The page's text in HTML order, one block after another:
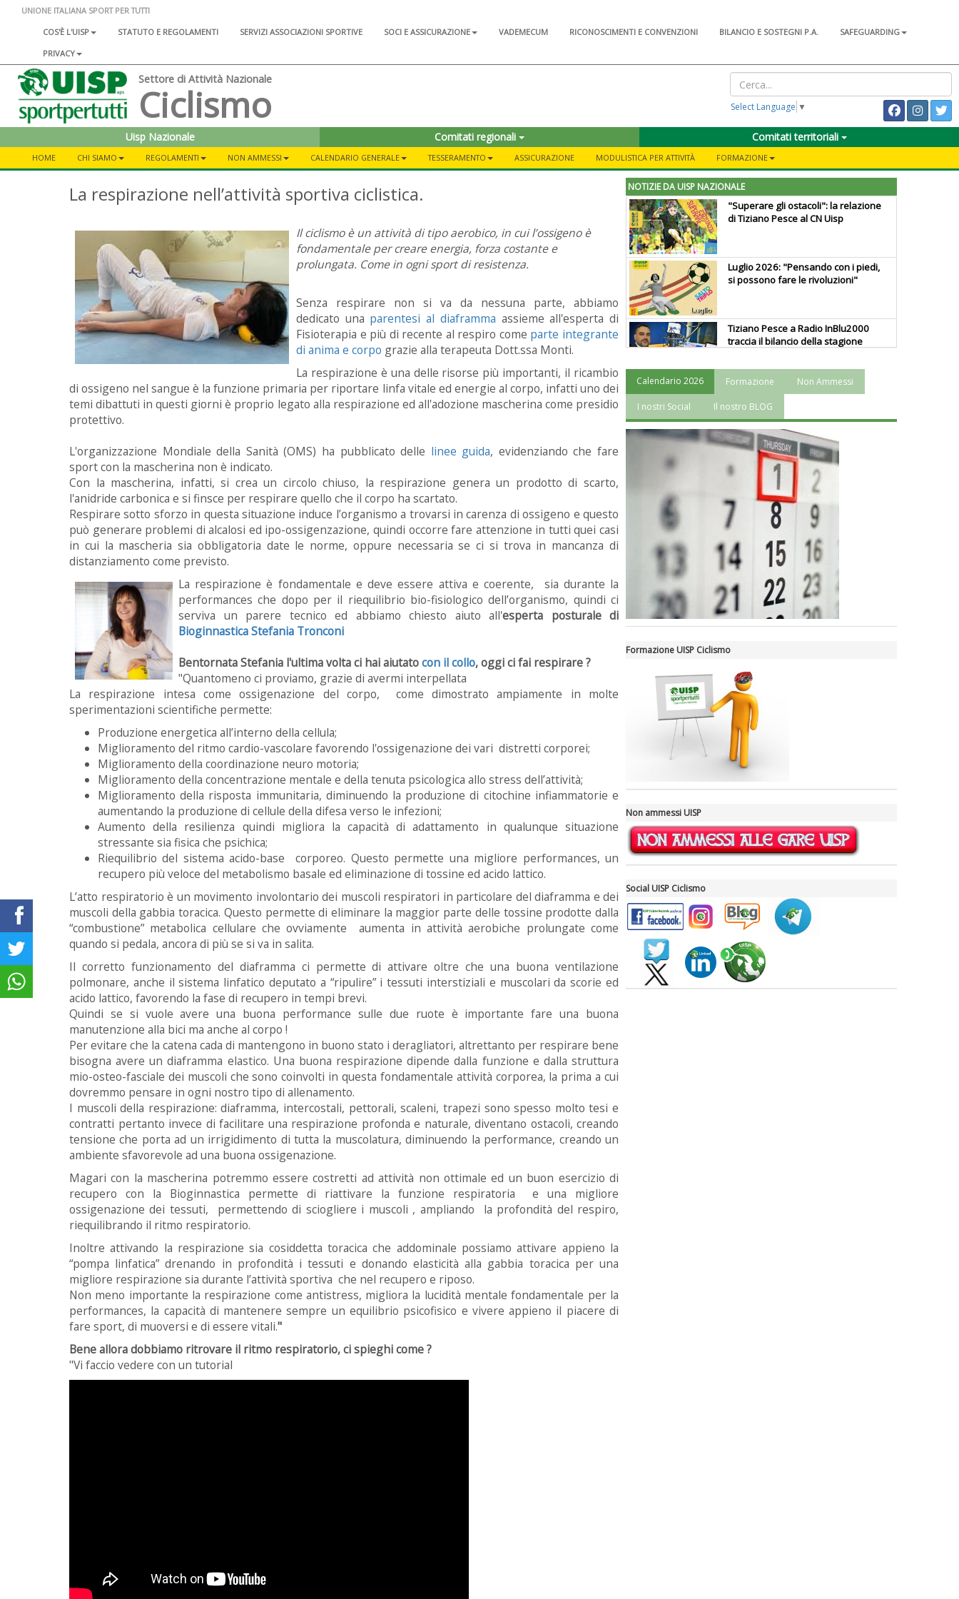
UNIONE ITALIANA SPORT PER TUTTI
COS'È L'UISP
STATUTO E REGOLAMENTI SERVIZI ASSOCIAZIONI SPORTIVE SOCI E ASSICURAZIONE VADEMECUM RICONOSCIMENTI E CONVENZIONI BILANCIO E SOSTEGNI P.A.
SAFEGUARDING
PRIVACY
Settore di Attività Nazionale
Ciclismo Select Language ▼
Uisp Nazionale Comitati regionali Comitati territoriali
HOME CHI SIAMO REGOLAMENTI NON AMMESSI CALENDARIO GENERALE TESSERAMENTO ASSICURAZIONE MODULISTICA PER ATTIVITÀ FORMAZIONE
La respirazione nell’attività sportiva ciclistica.
Il ciclismo è un attività di tipo aerobico, in cui l’ossigeno è
fondamentale per creare energia, forza costante e
prolungata. Come in ogni sport di resistenza.
Senza respirare non si va da nessuna parte, abbiamo
dedicato una parentesi al diaframma assieme all'esperta di
Fisioterapia e più di recente al respiro come parte integrante
di anima e corpo grazie alla terapeuta Dott.ssa Monti.
La respirazione è una delle risorse più importanti, il ricambio
di ossigeno nel sangue è la funzione primaria per riportare linfa vitale ed energie al corpo, infatti uno dei
temi dibattuti in questi giorni è proprio legato alla respirazione ed all'adozione mascherina come presidio
protettivo.
L'organizzazione Mondiale della Sanità (OMS) ha pubblicato delle linee guida, evidenziando che fare
sport con la mascherina non è indicato.
Con la mascherina, infatti, si crea un circolo chiuso, la respirazione genera un prodotto di scarto,
l'anidride carbonica e si finsce per respirare quello che il corpo ha scartato.
Respirare sotto sforzo in questa situazione induce l’organismo a trovarsi in carenza di ossigeno e questo
può generare problemi di alcalosi ed ipo-ossigenzazione, quindi occorre fare attenzione in tutti quei casi
in cui la mascheria sia obbligatoria date le norme, oppure necessaria se ci si trova in mancanza di
distanziamento come previsto.
La respirazione è fondamentale e deve essere attiva e coerente, sia durante la
performances che dopo per il riequilibrio bio-fisiologico dell’organismo, quindi ci
serviva un parere tecnico ed abbiamo chiesto aiuto all'esperta posturale di
Bioginnastica Stefania Tronconi
Bentornata Stefania l'ultima volta ci hai aiutatocon il collo, oggi ci fai respirare ?
"Quantomeno ci proviamo, grazie di avermi interpellata
La respirazione intesa come ossigenazione del corpo, come dimostrato ampiamente in molte
sperimentazioni scientifiche permette:
Produzione energetica all’interno della cellula;
Miglioramento del ritmo cardio-vascolare favorendo l'ossigenazione dei vari distretti corporei;
Miglioramento della coordinazione neuro motoria;
Miglioramento della concentrazione mentale e della tenuta psicologica allo stress dell’attività;
Miglioramento della risposta immunitaria, diminuendo la produzione di citochine infiammatorie e
aumentando la produzione di cellule della difesa verso le infezioni;
Aumento della resilienza quindi migliora la capacità di adattamento in qualunque situazione
stressante sia fisica che psichica;
Riequilibrio del sistema acido-base corporeo. Questo permette una migliore performances, un
recupero più veloce del metabolismo basale ed eliminazione di tossine ed acido lattico.
L’atto respiratorio è un movimento involontario dei muscoli respiratori in particolare del diaframma e dei
muscoli della gabbia toracica. Questo permette di eliminare la maggior parte delle tossine prodotte dalla
“combustione” metabolica cellulare che ovviamente aumenta in attività aerobiche prolungate come
quando si pedala, ancora di più se si va in salita.
Il corretto funzionamento del diaframma ci permette di attivare oltre che una buona ventilazione
polmonare, anche il sistema linfatico deputato a “ripulire” i tessuti interstiziali e muscolari da scorie ed
acido lattico, favorendo la fase di recupero in tempi brevi.
Quindi se si vuole avere una buona performance sulle due ruote è importante fare una buona
manutenzione alla bici ma anche al corpo !
Per evitare che la catena cada di mantengono in buono stato i deragliatori, altrettanto per respirare bene
bisogna avere un diaframma elastico. Una buona respirazione dipende dalla funzione e dalla struttura
mio-osteo-fasciale dei muscoli che sono coinvolti in questa fondamentale attività corporea, la prima a cui
dovremmo pensare in ogni nostro tipo di allenamento.
I muscoli della respirazione: diaframma, intercostali, pettorali, scaleni, trapezi sono spesso molto tesi e
contratti pertanto invece di facilitare una respirazione profonda e naturale, diventano ostacoli, creando
tensione che porta ad un irrigidimento di tutta la muscolatura, diminuendo la performance, creando un
ambiente sfavorevole ad una buona ossigenazione.
Magari con la mascherina potremmo essere costretti ad attività non ottimale ed un buon esercizio di
recupero con la Bioginnastica permette di riattivare la funzione respiratoria e una migliore
ossigenazione dei tessuti, permettendo di sciogliere i muscoli , ampliando la profondità del respiro,
riequilibrando il ritmo respiratorio.
Inoltre attivando la respirazione sia cosiddetta toracica che addominale possiamo attivare appieno la
“pompa linfatica” drenando in profondità i tessuti e donando elasticità alla gabbia toracica per una
migliore respirazione sia durante l’attività sportiva che nel recupero e riposo.
Non meno importante la respirazione come antistress, migliora la lucidità mentale fondamentale per la
performances, la capacità di mantenere sempre un equilibrio psicofisico e vivere appieno il piacere di
fare sport, di muoversi e di essere vitali."
Bene allora dobbiamo ritrovare il ritmo respiratorio, ci spieghi come ?
"Vi faccio vedere con un tutorial
NOTIZIE DA UISP NAZIONALE
"Superare gli ostacoli": la relazione
di Tiziano Pesce al CN Uisp
Luglio 2026: "Pensando con i piedi,
si possono fare le rivoluzioni"
Tiziano Pesce a Radio InBlu2000
traccia il bilancio della stagione
valorizzi le nostre specificità"
La formazione Uisp rallenta ma
prosegue anche in estate
Tiziano Pesce nel Cda di
Fondazione Terzjus: prima riunione
a Roma
Calendario 2026 Formazione Non Ammessi
I nostri Social Il nostro BLOG
Formazione UISP Ciclismo
Non ammessi UISP
Social UISP Ciclismo